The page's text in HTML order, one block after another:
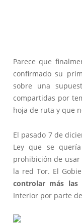
Parece que
confirmado su
sobre una
compartidas por
hoja de ruta y que
El pasado 7 de
Ley que se
prohibición de usar
la red Tor. El
controlar más las
Interior por parte